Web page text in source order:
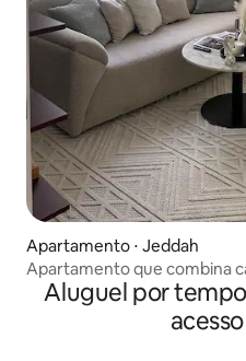
Apartamento ⋅ Jeddah
Apartamento que combina
inteligente
Aluguel por